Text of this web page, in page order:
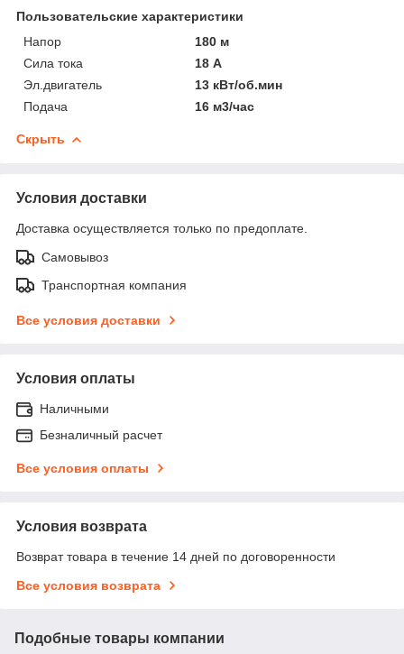
Пользовательские характеристики
Напор
180 м
Сила тока
18 А
Эл.двигатель
13 кВт/об.мин
Подача
16 м3/час
Скрыть
Условия доставки
Доставка осуществляется только по предоплате.
Самовывоз
Транспортная компания
Все условия доставки
Условия оплаты
Наличными
Безналичный расчет
Все условия оплаты
Условия возврата
Возврат товара в течение 14 дней по договоренности
Все условия возврата
Подобные товары компании